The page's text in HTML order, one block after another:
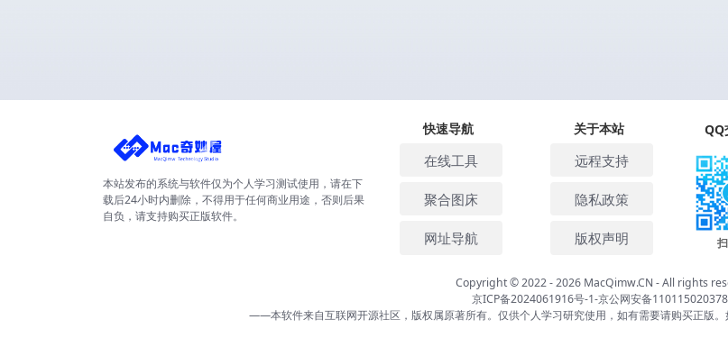
本站发布的系统与软件仅为个人学习测试使用，请在下
载后24小时内删除，不得用于任何商业用途，否则后果
自负，请支持购买正版软件。
快速导航
在线工具
聚合图床
网址导航
关于本站
远程支持
隐私政策
版权声明
QQ
Copyright © 2022 - 2026 MacQimw.CN - All rights
京ICP备2024061916号-1-京公网安备
——本软件来自互联网开源社区，版权属原著所有。仅供个人学习研究使用，如有需要请购买正版